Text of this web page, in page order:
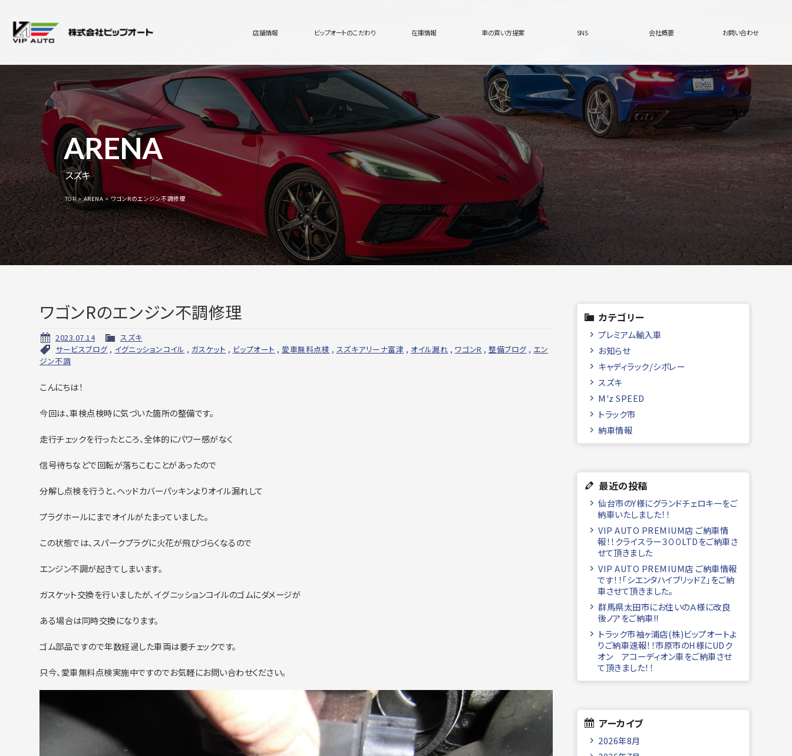
店舗情報 ビップオートのこだわり 在庫情報 車の買い方提案 SNS 会社概要 お問い合わせ
ARENA
スズキ
TOP ARENA ワゴンRのエンジン不調修理
ワゴンRのエンジン不調修理
2023.07.14
スズキ
サービスブログ , イグニッションコイル , ガスケット , ビップオート , 愛車無料点検 , スズキアリーナ富津 , オイル漏れ , ワゴンR ,整備ブログ , エン
ジン不調
こんにちは！
今回は、車検点検時に気づいた箇所の整備です。
走行チェックを行ったところ、全体的にパワー感がなく
信号待ちなどで回転が落ちこむことがあったので
分解し点検を行うと、ヘッドカバーパッキンよりオイル漏れして
プラグホールにまでオイルがたまっていました。
この状態では、スパークプラグに火花が飛びづらくなるので
エンジン不調が起きてしまいます。
ガスケット交換を行いましたが、イグニッションコイルのゴムにダメージが
ある場合は同時交換になります。
ゴム部品ですので年数経過した車両は要チェックです。
只今、愛車無料点検実施中ですのでお気軽にお問い合わせください。
カテゴリー
プレミアム輸入車
お知らせ
キャディラック/シボレー
スズキ
M'z SPEED
トラック市
納車情報
最近の投稿
仙台市のY様にグランドチェロキーをご
納車いたしました！！
VIP AUTO PREMIUM店 ご納車情
報！！クライスラー３００LTDをご納車さ
せて頂きました
VIP AUTO PREMIUM店 ご納車情報
です！！「シエンタハイブリッドZ」をご納
車させて頂きました。
群馬県太田市にお住いのＡ様に改良
後ノアをご納車!!
トラック市袖ヶ浦店(株)ビップオートよ
りご納車速報！！市原市のH様にUDク
オン アコーディオン車をご納車させ
て頂きました！！
アーカイブ
2026年8月